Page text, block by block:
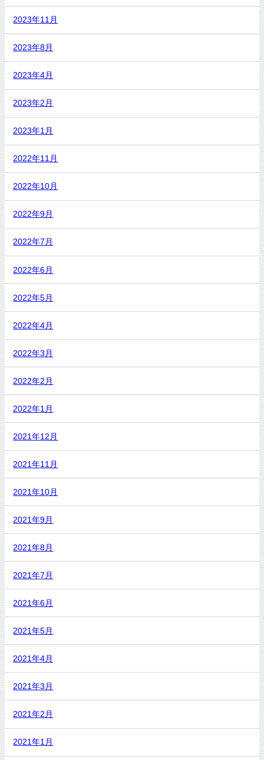
2023年11月
2023年8月
2023年4月
2023年2月
2023年1月
2022年11月
2022年10月
2022年9月
2022年7月
2022年6月
2022年5月
2022年4月
2022年3月
2022年2月
2022年1月
2021年12月
2021年11月
2021年10月
2021年9月
2021年8月
2021年7月
2021年6月
2021年5月
2021年4月
2021年3月
2021年2月
2021年1月